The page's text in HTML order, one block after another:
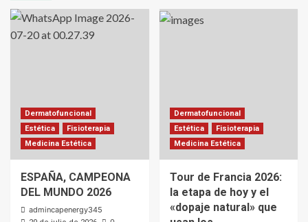
Dermatofuncional
Estética
Fisioterapia
Medicina Estética
ESPAÑA, CAMPEONA
DEL MUNDO 2026
admincapenergy345
Dermatofuncional
Estética
Fisioterapia
Medicina Estética
Tour de Francia 2026:
la etapa de hoy y el
«dopaje natural» que